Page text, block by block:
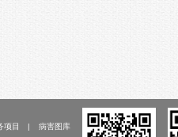
项目
病害图库